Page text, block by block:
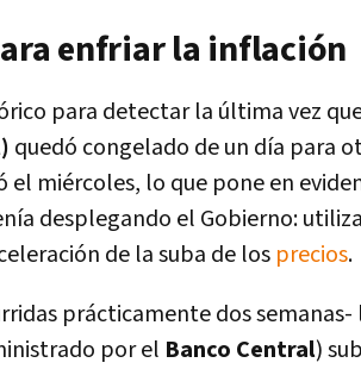
enfriar la inflación
para detectar la última vez
quedó congelado de un día para
miércoles, lo que pone en
desplegando el Gobierno:
de la suba de los precios.
prácticamente dos semanas-
por el Banco Central)